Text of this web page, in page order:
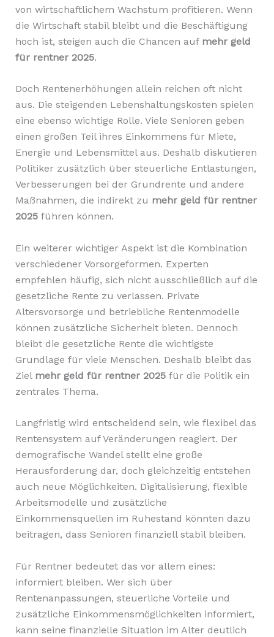
von wirtschaftlichem Wachstum profitieren. Wenn
die Wirtschaft stabil bleibt und die Beschäftigung
hoch ist, steigen auch die Chancen auf mehr geld
für rentner 2025.
Doch Rentenerhöhungen allein reichen oft nicht
aus. Die steigenden Lebenshaltungskosten spielen
eine ebenso wichtige Rolle. Viele Senioren geben
einen großen Teil ihres Einkommens für Miete,
Energie und Lebensmittel aus. Deshalb diskutieren
Politiker zusätzlich über steuerliche Entlastungen,
Verbesserungen bei der Grundrente und andere
Maßnahmen, die indirekt zu mehr geld für rentner
2025führen können.
Ein weiterer wichtiger Aspekt ist die Kombination
verschiedener Vorsorgeformen. Experten
empfehlen häufig, sich nicht ausschließlich auf die
gesetzliche Rente zu verlassen. Private
Altersvorsorge und betriebliche Rentenmodelle
können zusätzliche Sicherheit bieten. Dennoch
bleibt die gesetzliche Rente die wichtigste
Grundlage für viele Menschen. Deshalb bleibt das
Ziel mehr geld für rentner 2025für die Politik ein
zentrales Thema.
Langfristig wird entscheidend sein, wie flexibel das
Rentensystem auf Veränderungen reagiert. Der
demografische Wandel stellt eine große
Herausforderung dar, doch gleichzeitig entstehen
auch neue Möglichkeiten. Digitalisierung, flexible
Arbeitsmodelle und zusätzliche
Einkommensquellen im Ruhestand könnten dazu
beitragen, dass Senioren finanziell stabil bleiben.
Für Rentner bedeutet das vor allem eines:
informiert bleiben. Wer sich über
Rentenanpassungen, steuerliche Vorteile und
zusätzliche Einkommensmöglichkeiten informiert,
kann seine finanzielle Situation im Alter deutlich